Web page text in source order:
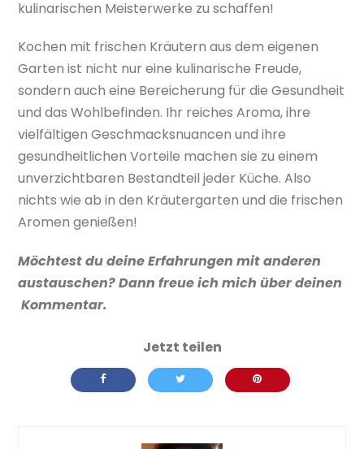
kulinarischen Meisterwerke zu schaffen!
Kochen mit frischen Kräutern aus dem eigenen
Garten ist nicht nur eine kulinarische Freude,
sondern auch eine Bereicherung für die Gesundheit
und das Wohlbefinden. Ihr reiches Aroma, ihre
vielfältigen Geschmacksnuancen und ihre
gesundheitlichen Vorteile machen sie zu einem
unverzichtbaren Bestandteil jeder Küche. Also
nichts wie ab in den Kräutergarten und die frischen
Aromen genießen!
Möchtest du deine Erfahrungen mit anderen
austauschen? Dann freue ich mich über deinen
Kommentar.